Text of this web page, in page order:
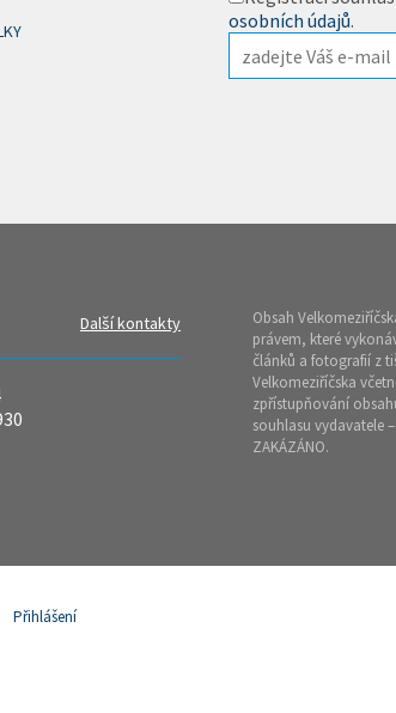
osobních údajů.
Další kontakty
Obsah
právem, které
článků a fotografií z
Velkomeziříčska
zpřístupňování
souhlasu vydavatele
ZAKÁZÁNO.
Přihlášení